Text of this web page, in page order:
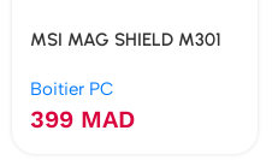
MSI MAG SHIELD M301
Boitier PC
399 MAD